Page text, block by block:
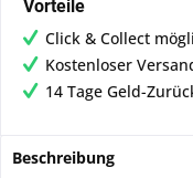
Vorteile
Click & Collect
Kostenloser
14 Tage Geld-
Beschreibung